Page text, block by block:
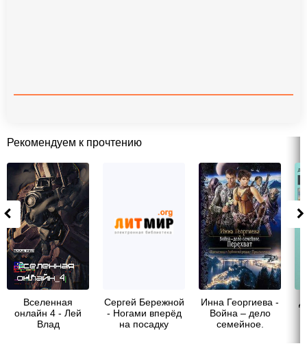
Рекомендуем к прочтению
Вселенная
онлайн 4 - Лей
Влад
Сергей Бережной
- Ногами вперёд
на посадку
Инна Георгиева -
Война – дело
семейное.